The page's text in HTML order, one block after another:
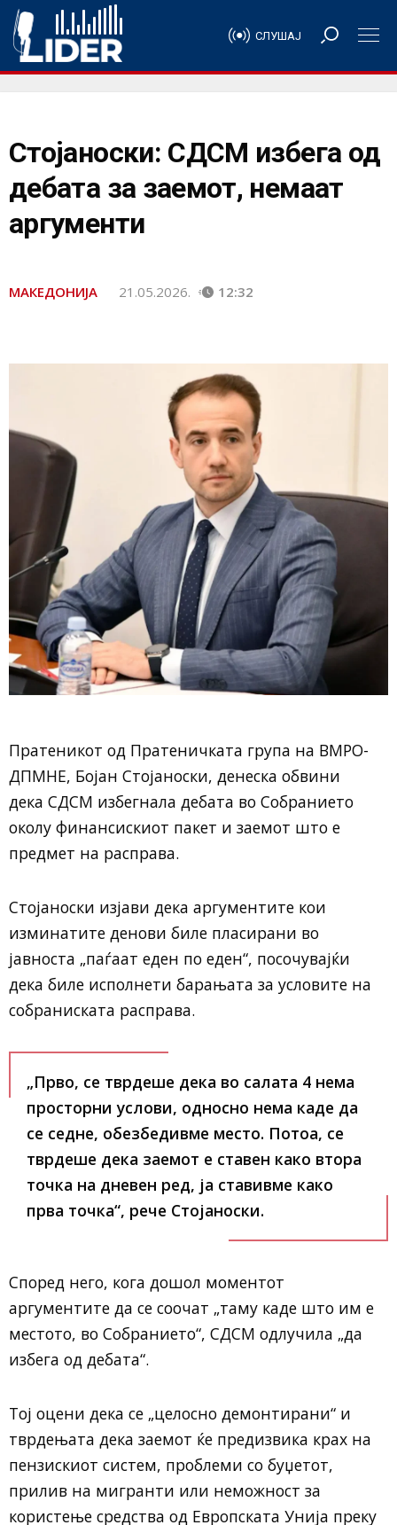
СЛУШАЈ
Стојаноски: СДСМ избега од
дебата за заемот, немаат
аргументи
МАКЕДОНИЈА 21.05.2026. 12:32
Пратеникот од Пратеничката група на ВМРО-
ДПМНЕ, Бојан Стојаноски, денеска обвини
дека СДСМ избегнала дебата во Собранието
околу финансискиот пакет и заемот што е
предмет на расправа.
Стојаноски изјави дека аргументите кои
изминатите денови биле пласирани во
јавноста „паѓаат еден по еден“, посочувајќи
дека биле исполнети барањата за условите на
собраниската расправа.
„Прво, се тврдеше дека во салата 4 нема
просторни услови, односно нема каде да
се седне, обезбедивме место. Потоа, се
тврдеше дека заемот е ставен како втора
точка на дневен ред, ја ставивме како
прва точка“, рече Стојаноски.
Според него, кога дошол моментот
аргументите да се соочат „таму каде што им е
местото, во Собранието“, СДСМ одлучила „да
избега од дебата“.
Тој оцени дека се „целосно демонтирани“ и
тврдењата дека заемот ќе предизвика крах на
пензискиот систем, проблеми со буџетот,
прилив на мигранти или неможност за
користење средства од Европската Унија преку